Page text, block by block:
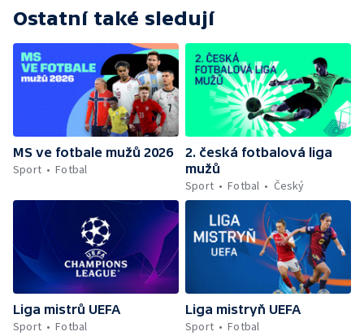
Ostatní také sledují
MS ve fotbale mužů 2026
Sport
Fotbal
2. česká fotbalová liga
mužů
Sport
Fotbal Český
Liga mistrů UEFA
Sport
Fotbal
Liga mistryň UEFA
Sport
Fotbal